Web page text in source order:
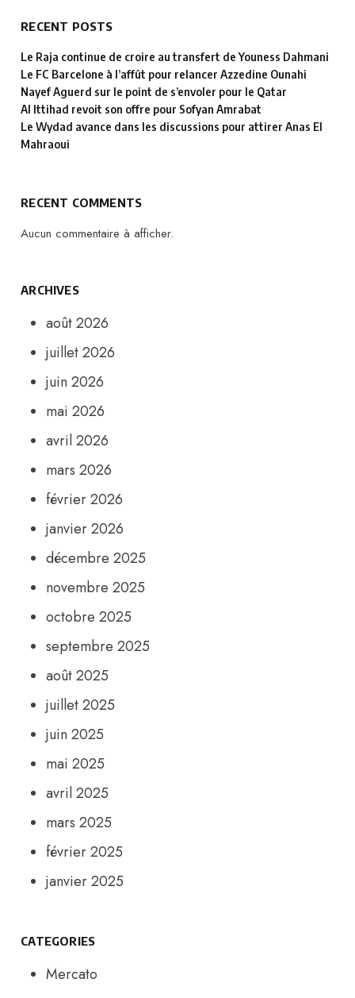
RECENT POSTS
Le Raja continue de croire au transfert de Youness Dahmani
Le FC Barcelone à l’affût pour relancer Azzedine Ounahi
Nayef Aguerd sur le point de s’envoler pour le Qatar
Al Ittihad revoit son offre pour Sofyan Amrabat
Le Wydad avance dans les discussions pour attirer Anas El
Mahraoui
RECENT COMMENTS
Aucun commentaire à afficher.
ARCHIVES
août 2026
juillet 2026
juin 2026
mai 2026
avril 2026
mars 2026
février 2026
janvier 2026
décembre 2025
novembre 2025
octobre 2025
septembre 2025
août 2025
juillet 2025
juin 2025
mai 2025
avril 2025
mars 2025
février 2025
janvier 2025
CATEGORIES
Mercato